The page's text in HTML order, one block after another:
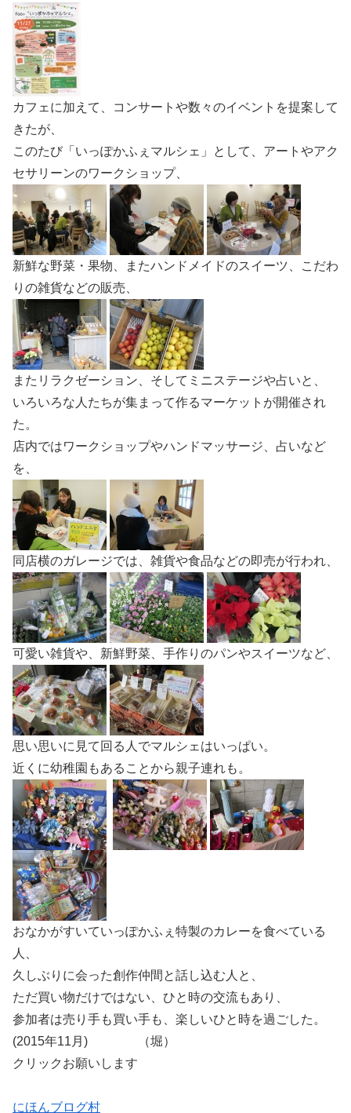
カフェに加えて、コンサートや数々のイベントを提案して
きたが、
このたび「いっぽかふぇマルシェ」として、アートやアク
セサリーンのワークショップ、
新鮮な野菜・果物、またハンドメイドのスイーツ、こだわ
りの雑貨などの販売、
またリラクゼーション、そしてミニステージや占いと、
いろいろな人たちが集まって作るマーケットが開催され
た。
店内ではワークショップやハンドマッサージ、占いなど
を、
同店横のガレージでは、雑貨や食品などの即売が行われ、
可愛い雑貨や、新鮮野菜、手作りのパンやスイーツなど、
思い思いに見て回る人でマルシェはいっぱい。
近くに幼稚園もあることから親子連れも。
おなかがすいていっぽかふぇ特製のカレーを食べている
人、
久しぶりに会った創作仲間と話し込む人と、
ただ買い物だけではない、ひと時の交流もあり、
参加者は売り手も買い手も、楽しいひと時を過ごした。
(2015年11月) （堀）
クリックお願いします
にほんブログ村